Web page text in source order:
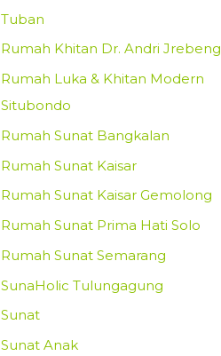
Tuban
Rumah Khitan Dr. Andri Jrebeng
Rumah Luka & Khitan Modern
Situbondo
Rumah Sunat Bangkalan
Rumah Sunat Kaisar
Rumah Sunat Kaisar Gemolong
Rumah Sunat Prima Hati Solo
Rumah Sunat Semarang
SunaHolic Tulungagung
Sunat
Sunat Anak